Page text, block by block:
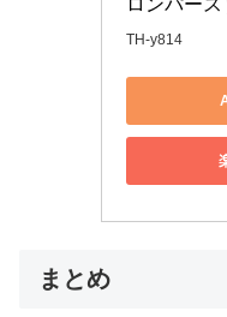
ロンパー
TH-y814
まとめ